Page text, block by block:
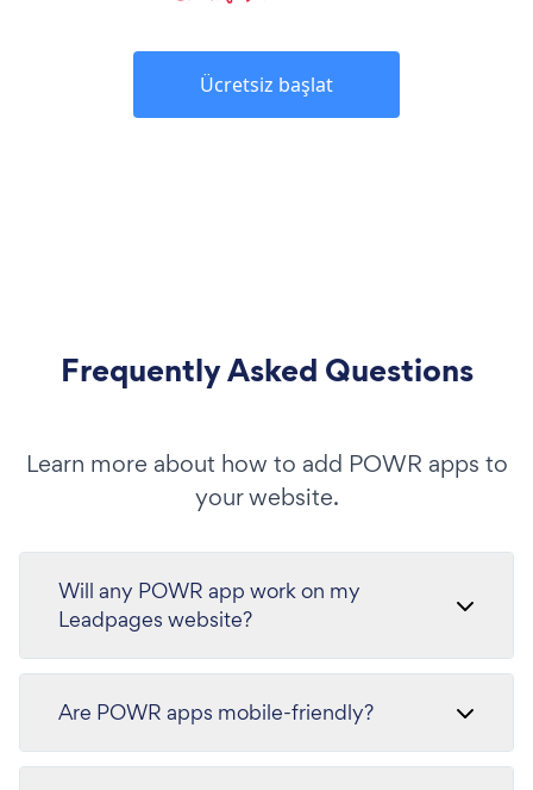
Ücretsiz başlat
Frequently Asked Questions
Learn more about how to add POWR apps to
your website.
Will any POWR app work on my
Leadpages website?
Are POWR apps mobile-friendly?